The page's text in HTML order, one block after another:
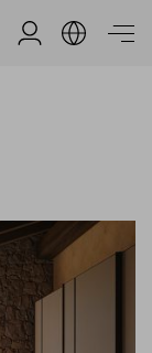
Area Riservata